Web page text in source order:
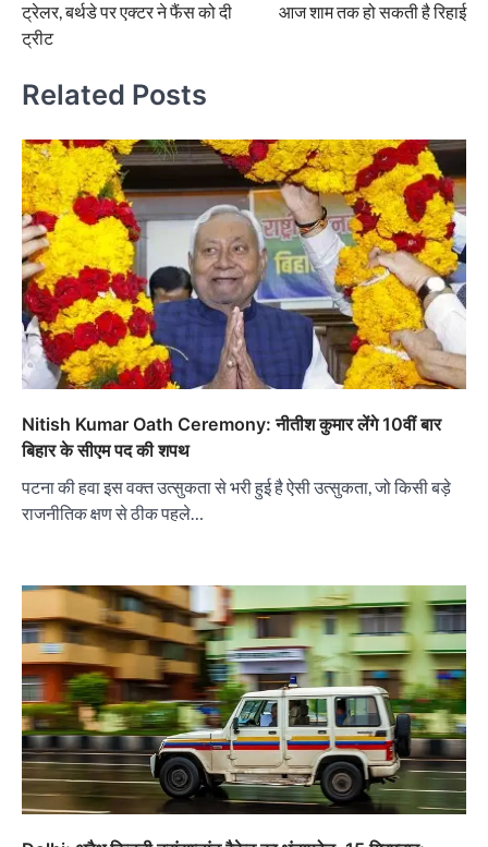
ट्रेलर, बर्थडे पर एक्टर ने फैंस को दी
ट्रीट
आज शाम तक हो सकती है रिहाई
Related Posts
Nitish Kumar Oath Ceremony: नीतीश कुमार लेंगे 10वीं बार
बिहार के सीएम पद की शपथ
पटना की हवा इस वक्त उत्सुकता से भरी हुई है ऐसी उत्सुकता, जो किसी बड़े
राजनीतिक क्षण से ठीक पहले…